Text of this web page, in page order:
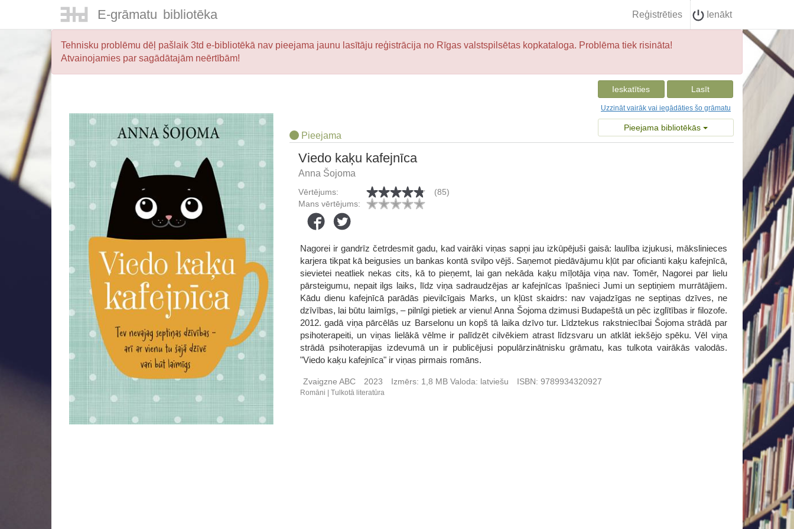
E-grāmatu bibliotēka Reģistrēties Ienākt
Tehnisku problēmu dēļ pašlaik 3td e-bibliotēkā nav pieejama jaunu lasītāju reģistrācija no Rīgas valstspilsētas kopkataloga. Problēma tiek risināta!
Atvainojamies par sagādātajām neērtībām!
Ieskatīties Lasīt
Uzzināt vairāk vai iegādāties šo grāmatu
Pieejama bibliotēkās
Pieejama
Viedo kaķu kafejnīca
Anna Šojoma
Vērtējums:
(85)
Mans vērtējums:
Nagorei ir gandrīz četrdesmit gadu, kad vairāki viņas sapņi jau izkūpējuši gaisā: laulība izjukusi, mākslinieces
karjera tikpat kā beigusies un bankas kontā svilpo vējš. Saņemot piedāvājumu kļūt par oficianti kaķu kafejnīcā,
sievietei neatliek nekas cits, kā to pieņemt, lai gan nekāda kaķu mīļotāja viņa nav. Tomēr, Nagorei par lielu
pārsteigumu, nepait ilgs laiks, līdz viņa sadraudzējas ar kafejnīcas īpašnieci Jumi un septiņiem murrātājiem.
Kādu dienu kafejnīcā parādās pievilcīgais Marks, un kļūst skaidrs: nav vajadzīgas ne septiņas dzīves, ne
dzīvības, lai būtu laimīgs, – pilnīgi pietiek ar vienu! Anna Šojoma dzimusi Budapeštā un pēc izglītības ir filozofe.
2012. gadā viņa pārcēlās uz Barselonu un kopš tā laika dzīvo tur. Līdztekus rakstniecībai Šojoma strādā par
psihoterapeiti, un viņas lielākā vēlme ir palīdzēt cilvēkiem atrast līdzsvaru un atklāt iekšējo spēku. Vēl viņa
strādā psihoterapijas izdevumā un ir publicējusi populārzinātnisku grāmatu, kas tulkota vairākās valodās.
"Viedo kaķu kafejnīca" ir viņas pirmais romāns.
Zvaigzne ABC 2023 Izmērs: 1,8 MBValoda: latviešu ISBN: 9789934320927
Romāni Tulkotā literatūra